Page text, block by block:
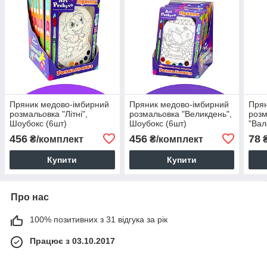
Пряник медово-імбирний
розмальовка "Літні",
Шоубокс (6шт)
456 ₴/комплект
Купити
Пряник медово-імбирний
розмальовка "Великдень",
Шоубокс (6шт)
456₴/комплект
Купити
78
Про нас
100% позитивних з 31 відгука за рік
Працює з 03.10.2017